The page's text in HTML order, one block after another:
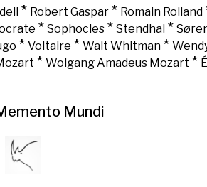
* Robert Gaspar* Romain Rolland
* Sophocles* Stendhal*
* Voltaire * Walt Whitman *
* Wolgang Amadeus Mozart *
Mundi